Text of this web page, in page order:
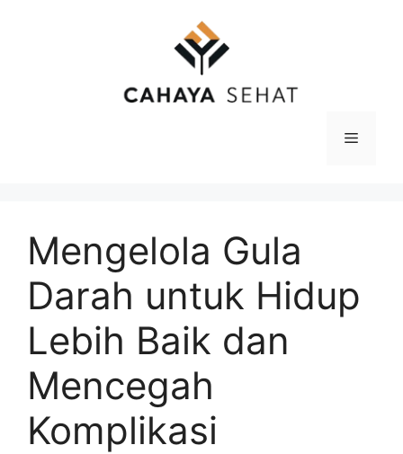
Menu
Mengelola Gula
Darah untuk Hidup
Lebih Baik dan
Mencegah
Komplikasi